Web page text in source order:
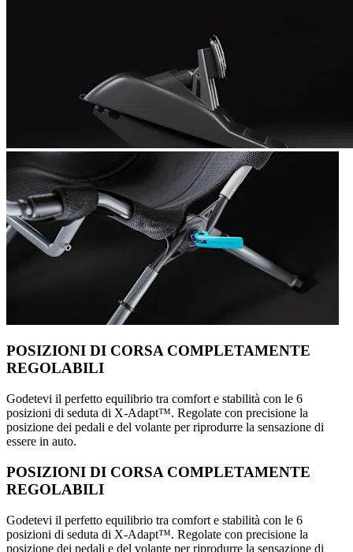
POSIZIONI DI CORSA COMPLETAMENTE
REGOLABILI
Godetevi il perfetto equilibrio tra comfort e stabilità con le 6
posizioni di seduta di X-Adapt™. Regolate con precisione la
posizione dei pedali e del volante per riprodurre la sensazione di
essere in auto.
POSIZIONI DI CORSA COMPLETAMENTE
REGOLABILI
Godetevi il perfetto equilibrio tra comfort e stabilità con le 6
posizioni di seduta di X-Adapt™. Regolate con precisione la
posizione dei pedali e del volante per riprodurre la sensazione di